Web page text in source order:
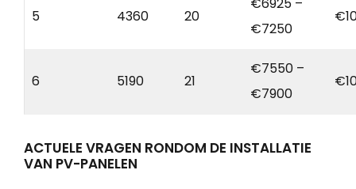
5 4360 20
€7250
6 5190 21
€7550 –
€7900
ACTUELE VRAGEN RONDOM DE INSTALLATIE
VAN PV-PANELEN